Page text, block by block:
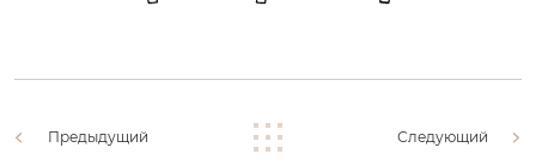
Предыдущий Следующий